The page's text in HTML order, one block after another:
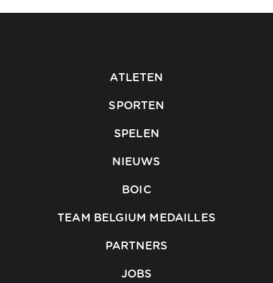
ATLETEN
SPORTEN
SPELEN
NIEUWS
BOIC
TEAM BELGIUM MEDAILLES
PARTNERS
JOBS